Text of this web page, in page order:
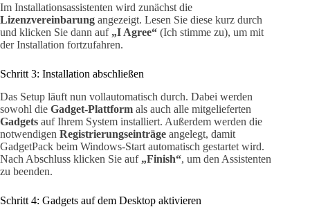
Im Installationsassistenten wird zunächst die
Lizenzvereinbarung angezeigt. Lesen Sie diese kurz durch
und klicken Sie dann auf „I Agree“ (Ich stimme zu), um mit
der Installation fortzufahren.
Schritt 3: Installation abschließen
Das Setup läuft nun vollautomatisch durch. Dabei werden
sowohl die Gadget-Plattform als auch alle mitgelieferten
Gadgets auf Ihrem System installiert. Außerdem werden die
notwendigen Registrierungseinträge angelegt, damit
GadgetPack beim Windows-Start automatisch gestartet wird.
Nach Abschluss klicken Sie auf „Finish“, um den Assistenten
zu beenden.
Schritt 4: Gadgets auf dem Desktop aktivieren